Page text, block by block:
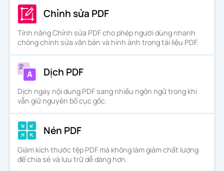
Chỉnh sửa PDF
Tính năng Chỉnh sửa PDF cho phép người dùng nhanh
chóng chỉnh sửa văn bản và hình ảnh trong tài liệu PDF.
Dịch PDF
Dịch ngay nội dung PDF sang nhiều ngôn ngữ trong khi
vẫn giữ nguyên bố cục gốc.
Nén PDF
Giảm kích thước tệp PDF mà không làm giảm chất lượng
để chia sẻ và lưu trữ dễ dàng hơn.